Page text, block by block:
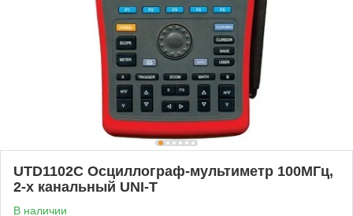
UTD1102C Осциллограф-мультиметр 100МГц,
2-х канальный UNI-T
В наличии